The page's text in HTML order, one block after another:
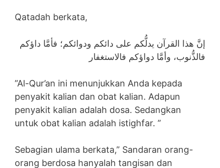
Qatadah berkata,
إنَّ هذا القرآن يدلُّكم على دائكم ودوائكم؛ فأمَّا داؤكم
فالذُّنوب، وأمَّا دواؤكم فالاستغفار
”Al-Qur’an ini menunjukkan Anda kepada
penyakit kalian dan obat kalian. Adapun
penyakit kalian adalah dosa. Sedangkan
untuk obat kalian adalah istighfar. ”
Sebagian ulama berkata,” Sandaran orang-
orang berdosa hanyalah tangisan dan